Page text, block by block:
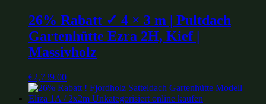
26% Rabatt ✓ 4 × 3 m | Pultdach
Gartenhütte Ezra 2H, Kief |
Massivholz
€2,739.00